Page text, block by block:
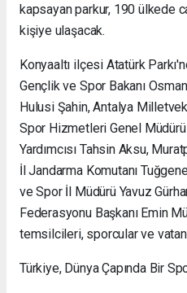
kapsayan parkur, 190 ülkede
kişiye ulaşacak.
Konyaaltı ilçesi Atatürk
Gençlik ve Spor Bakanı
Hulusi Şahin, Antalya
Spor Hizmetleri Genel Müdürü
Yardımcısı Tahsin Aksu,
İl Jandarma Komutanı
ve Spor İl Müdürü Yavuz
Federasyonu Başkanı Emin
temsilcileri, sporcular ve
Türkiye, Dünya Çapında Bir